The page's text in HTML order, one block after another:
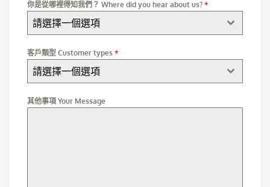
你是從哪裡得知我們？ Where did you hear about us? *
請選擇一個選項
客戶類型 Customer types *
請選擇一個選項
其他事項 Your Message